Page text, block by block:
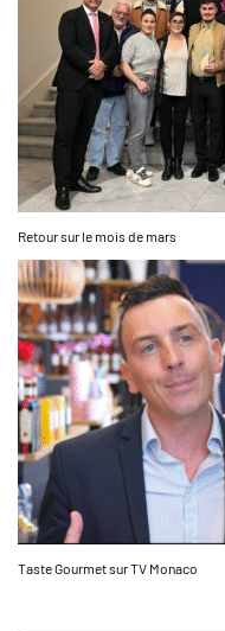
Retour sur le mois de mars
Taste Gourmet sur TV Monaco